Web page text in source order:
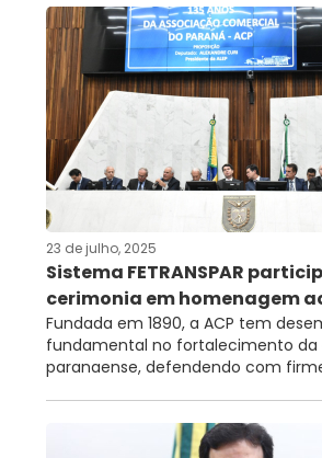
23 de julho, 2025
Sistema FETRANSPAR
cerimonia em homenagem
Fundada em 1890, a ACP tem
fundamental no fortalecimento da
paranaense, defendendo com